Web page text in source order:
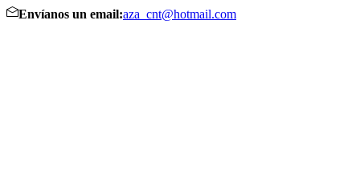
Envíanos un email:aza_cnt@hotmail.com